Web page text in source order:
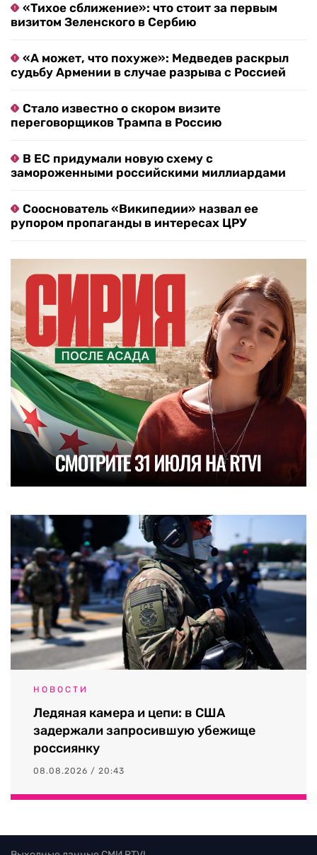
«Тихое сближение»: что стоит за первым
визитом Зеленского в Сербию
«А может, что похуже»: Медведев раскрыл
судьбу Армении в случае разрыва с Россией
Стало известно о скором визите
переговорщиков Трампа в Россию
В ЕС придумали новую схему с
замороженными российскими миллиардами
Сооснователь «Википедии» назвал ее
рупором пропаганды в интересах ЦРУ
НОВОСТИ
Ледяная камера и цепи: в США
задержали запросившую убежище
россиянку
08.08.2026 / 20:43